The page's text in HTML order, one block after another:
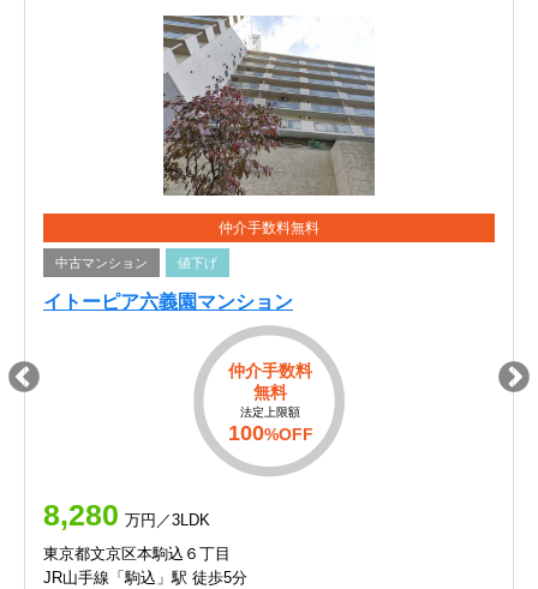
仲介手数料無料
中古マンション 値下げ
イトーピア六義園マンション
仲介手数料
無料
法定上限額
100%OFF
8,280 万円／3LDK
東京都文京区本駒込６丁目
JR山手線「駒込」駅 徒歩5分